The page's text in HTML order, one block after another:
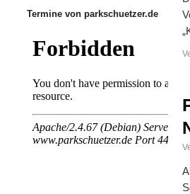
Termine von parkschuetzer.de